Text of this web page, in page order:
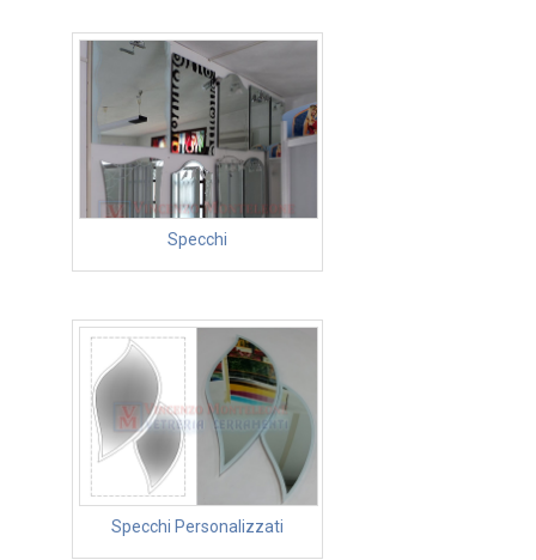
Specchi
Specchi Personalizzati